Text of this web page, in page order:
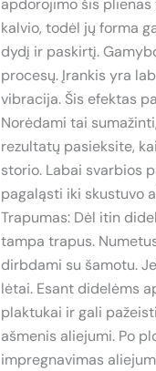
apdorojimo šis
kalvio, todėl jų forma
dydį ir paskirtį.
procesų. Įrankis yra
vibracija. Šis efektas
Norėdami tai
rezultatų pasieksite,
storio. Labai svarbios
pagaląsti iki skustuvo
Trapumas: Dėl itin
tampa trapus.
dirbdami su šamotu.
lėtai. Esant didelėms
plaktukai ir gali
ašmenis aliejumi. Po
impregnavimas